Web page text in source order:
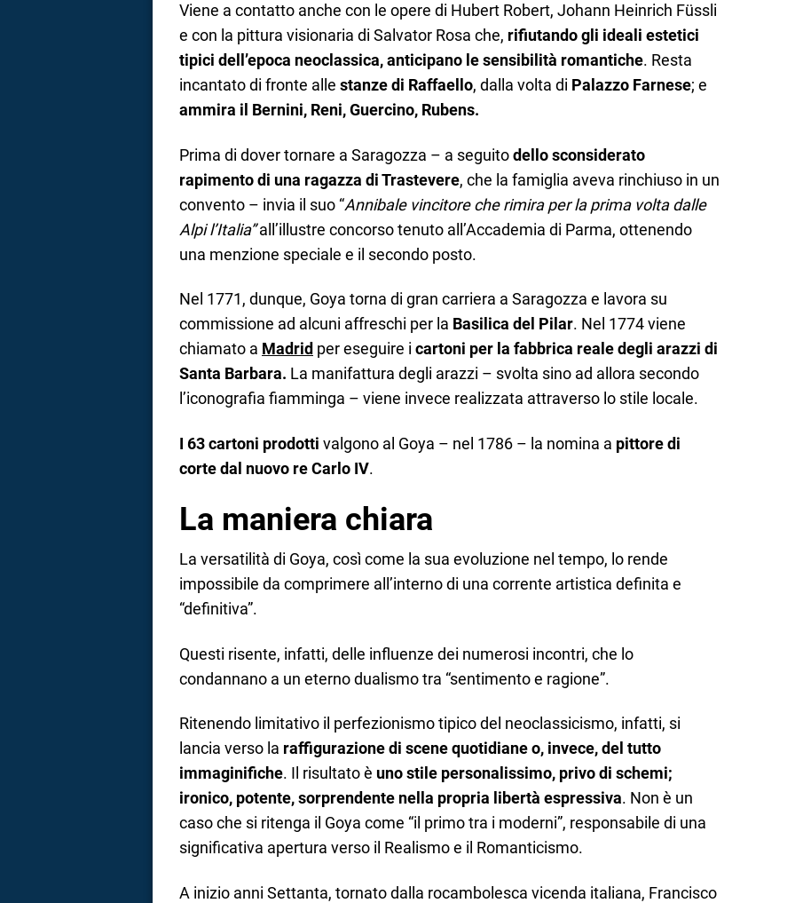
Viene a contatto anche con le opere di Hubert Robert, Johann Heinrich Füssli
e con la pittura visionaria di Salvator Rosa che, rifiutando gli ideali estetici
tipici dell’epoca neoclassica, anticipano le sensibilità romantiche. Resta
incantato di fronte alle stanze di Raffaello, dalla volta di Palazzo Farnese; e
ammira il Bernini, Reni, Guercino, Rubens.
Prima di dover tornare a Saragozza – a seguitodello sconsiderato
rapimento di una ragazza di Trastevere, che la famiglia aveva rinchiuso in un
convento – invia il suo “Annibale vincitore che rimira per la prima volta dalle
Alpi l’Italia”all’illustre concorso tenuto all’Accademia di Parma, ottenendo
una menzione speciale e il secondo posto.
Nel 1771, dunque, Goya torna di gran carriera a Saragozza e lavora su
commissione ad alcuni affreschi per la Basilica del Pilar. Nel 1774 viene
chiamato a Madrid per eseguire i cartoni per la fabbrica reale degli arazzi di
Santa Barbara. La manifattura degli arazzi – svolta sino ad allora secondo
l’iconografia fiamminga – viene invece realizzata attraverso lo stile locale.
I 63 cartoni prodotti valgono al Goya – nel 1786 – la nomina a pittore di
corte dal nuovo re Carlo IV.
La maniera chiara
La versatilità di Goya, così come la sua evoluzione nel tempo, lo rende
impossibile da comprimere all’interno di una corrente artistica definita e
“definitiva”.
Questi risente, infatti, delle influenze dei numerosi incontri, che lo
condannano a un eterno dualismo tra “sentimento e ragione”.
Ritenendo limitativo il perfezionismo tipico del neoclassicismo, infatti, si
lancia verso la raffigurazione di scene quotidiane o, invece, del tutto
immaginifiche. Il risultato è uno stile personalissimo, privo di schemi;
ironico, potente, sorprendente nella propria libertà espressiva. Non è un
caso che si ritenga il Goya come “il primo tra i moderni”, responsabile di una
significativa apertura verso il Realismo e il Romanticismo.
A inizio anni Settanta, tornato dalla rocambolesca vicenda italiana, Francisco